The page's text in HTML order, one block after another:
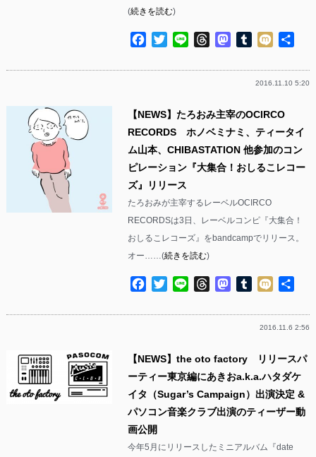
(続きを読む)
Facebook
TwitterLine ThreadsMastodon
Tumblr
Mixi
2016.11.10 5:20
【NEWS】たろおみ主宰のOCIRCO
RECORDS ホノベミナミ、ティータイ
ム山本、CHIBASTATION 他参加のコン
ピレーション『大集合！おしるこレコー
ズ』リリース
たろおみが主宰するレーベルOCIRCO
RECORDSは3日、レーベルコンピ『大集合！
おしるこレコーズ』をbandcampでリリース。
オー……(続きを読む)
Facebook
TwitterLine ThreadsMastodon
Tumblr
Mixi
2016.11.6 2:56
【NEWS】the oto factory リリースパ
ーティー東京編にあきおa.k.a.ハタダケ
イタ（Sugar’s Campaign）出演決定 &
パソコン音楽クラブ出演のティーザー動
画公開
今年5月にリリースしたミニアルバム『date